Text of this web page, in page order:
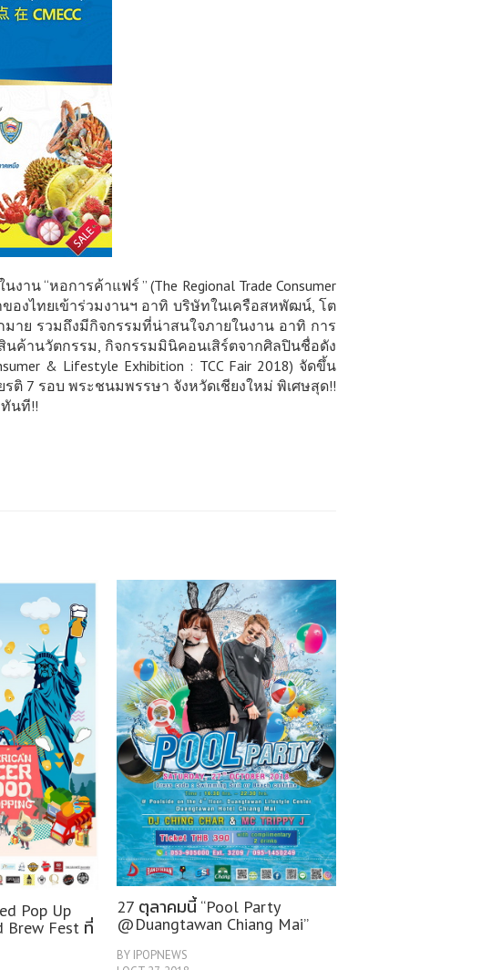
“หอการค้าแฟร์ ” (The Regional Trade Consumer
องไทยเข้าร่วมงานฯ อาทิ บริษัทในเครือสหพัฒน์, โต
าย รวมถึงมีกิจกรรมที่น่าสนใจภายในงาน อาทิ การ
นค้านวัตกรรม, กิจกรรมมินิคอนเสิร์ตจากศิลปินชื่อดัง
& Lifestyle Exhibition : TCC Fair 2018) จัดขึ้น
7 รอบ พระชนมพรรษา จังหวัดเชียงใหม่ พิเศษสุด!!
นที!!
Pop Up
Brew Fest ที่
27 ตุลาคมนี้ “Pool Party
@Duangtawan Chiang Mai”
BY IPOPNEWS